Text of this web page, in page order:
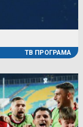
ТВ ПРОГРАМА